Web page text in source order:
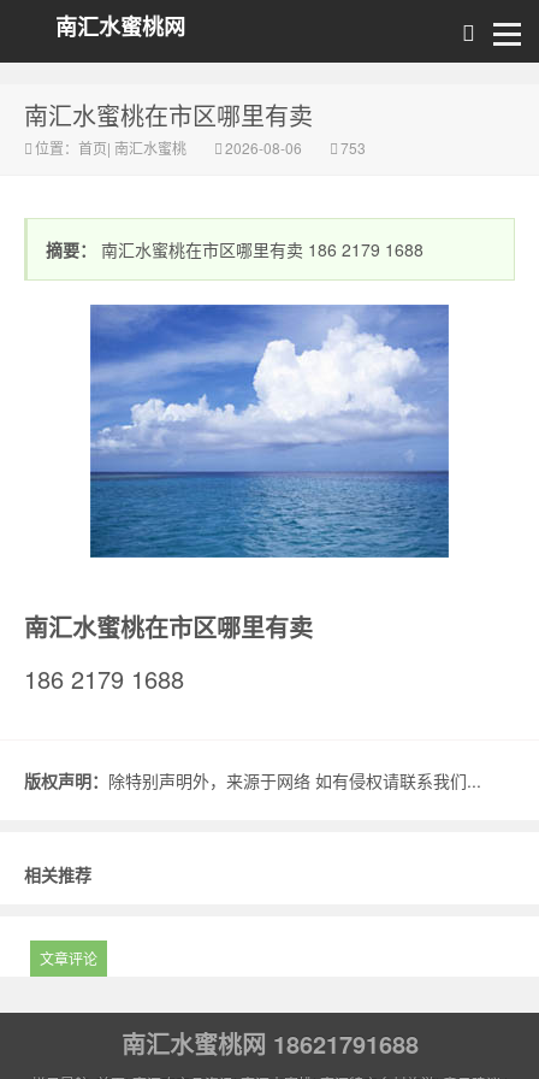
南汇水蜜桃网
南汇水蜜桃在市区哪里有卖
位置： 首页| 南汇水蜜桃 2026-08-06 753
摘要： 南汇水蜜桃在市区哪里有卖 186 2179 1688
南汇水蜜桃在市区哪里有卖
186 2179 1688
版权声明： 除特别声明外，来源于网络 如有侵权请联系我们...
相关推荐
文章评论
南汇水蜜桃网 18621791688